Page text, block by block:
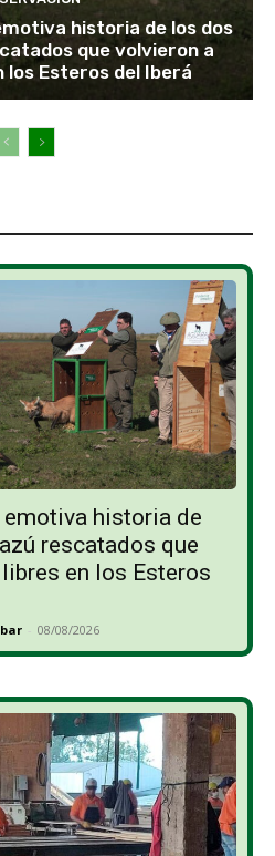
historia de los dos
que volvieron a
Esteros del Iberá
emotiva historia de
rescatados que
en los Esteros
- 08/08/2026